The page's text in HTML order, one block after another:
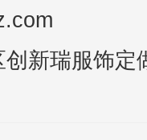
新瑞服饰定